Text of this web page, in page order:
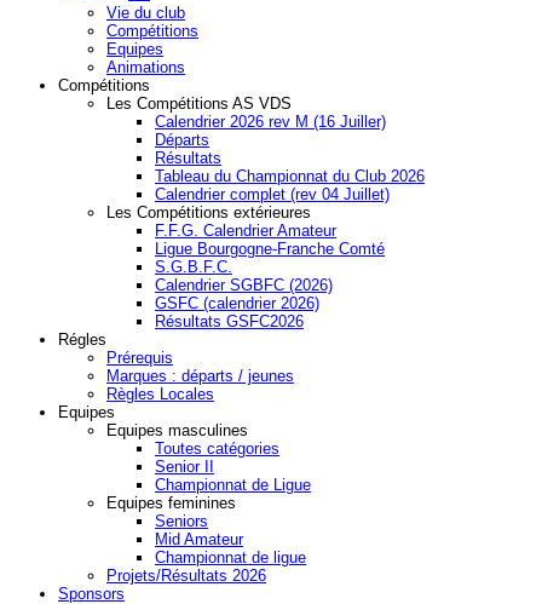
Vie du club
Compétitions
Equipes
Animations
Compétitions
Les Compétitions AS VDS
Calendrier 2026 rev M (16 Juiller)
Départs
Résultats
Tableau du Championnat du Club 2026
Calendrier complet (rev 04 Juillet)
Les Compétitions extérieures
F.F.G. Calendrier Amateur
Ligue Bourgogne-Franche Comté
S.G.B.F.C.
Calendrier SGBFC (2026)
GSFC (calendrier 2026)
Résultats GSFC2026
Régles
Prérequis
Marques : départs / jeunes
Règles Locales
Equipes
Equipes masculines
Toutes catégories
Senior II
Championnat de Ligue
Equipes feminines
Seniors
Mid Amateur
Championnat de ligue
Projets/Résultats 2026
Sponsors